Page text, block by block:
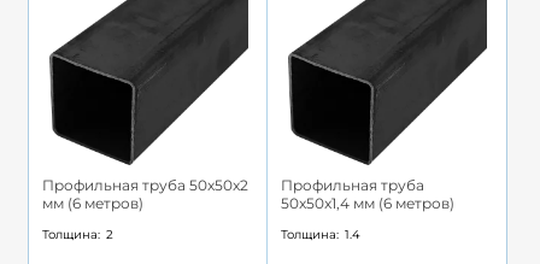
Профильная труба 50x50x2
мм (6 метров)
Толщина: 2
Профильная труба
50x50x1,4 мм (6 метров)
Толщина: 1.4